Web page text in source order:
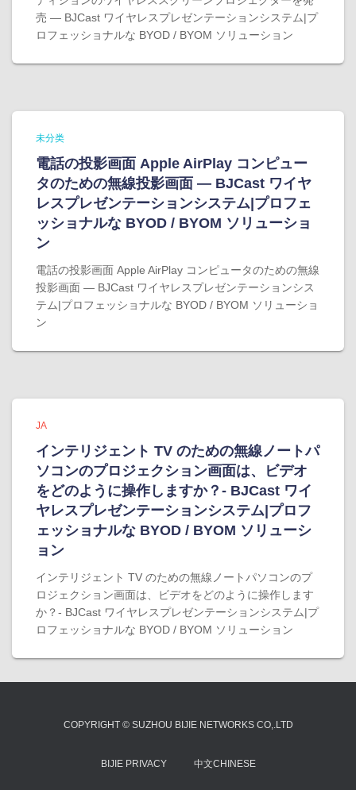
売 — BJCast ワイヤレスプレゼンテーションシステム|プ
ロフェッショナルな BYOD / BYOM ソリューション
未分类
電話の投影画面 Apple AirPlay コンピュー
タのための無線投影画面 — BJCast ワイヤ
レスプレゼンテーションシステム|プロフェ
ッショナルな BYOD / BYOM ソリューショ
ン
電話の投影画面 Apple AirPlay コンピュータのための無線
投影画面 — BJCast ワイヤレスプレゼンテーションシス
テム|プロフェッショナルな BYOD / BYOM ソリューショ
ン
JA
インテリジェント TV のための無線ノートパ
ソコンのプロジェクション画面は、ビデオ
をどのように操作しますか？- BJCast ワイ
ヤレスプレゼンテーションシステム|プロフ
ェッショナルな BYOD / BYOM ソリューシ
ョン
インテリジェント TV のための無線ノートパソコンのプ
ロジェクション画面は、ビデオをどのように操作します
か？- BJCast ワイヤレスプレゼンテーションシステム|プ
ロフェッショナルな BYOD / BYOM ソリューション
COPYRIGHT © SUZHOU BIJIE NETWORKS CO,.LTD
BIJIE PRIVACY 中文CHINESE